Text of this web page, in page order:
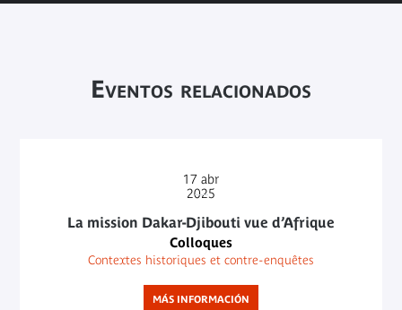
Eventos relacionados
17 abr
2025
La mission Dakar-Djibouti vue d’Afrique
Colloques
Contextes historiques et contre-enquêtes
MÁS INFORMACIÓN